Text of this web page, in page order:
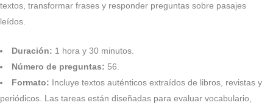
textos, transformar frases y responder preguntas sobre pasajes
leídos.
Duración: 1 hora y 30 minutos.
Número de preguntas: 56.
Formato: Incluye textos auténticos extraídos de libros, revistas y
periódicos. Las tareas están diseñadas para evaluar vocabulario,